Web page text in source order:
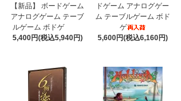
【新品】 ボードゲーム
アナログゲーム テーブ
ルゲーム ボドゲ
5,400円(税込5,940円)
ドゲーム アナログゲー
ム テーブルゲーム ボド
ゲ
5,600円(税込6,160円)